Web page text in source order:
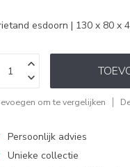
esdoorn | 130 x 80 x
om te vergelijken
Persoonlijk advies
Unieke collectie